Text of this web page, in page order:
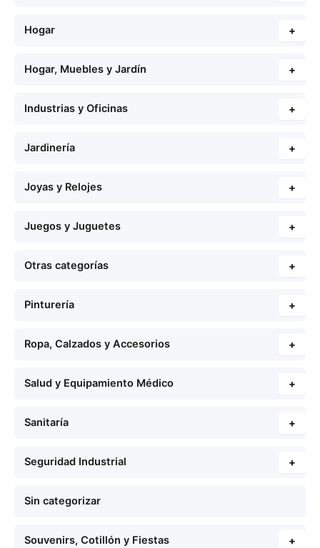
Hogar +
Hogar, Muebles y Jardín +
Industrias y Oficinas +
Jardinería +
Joyas y Relojes +
Juegos y Juguetes +
Otras categorías +
Pinturería +
Ropa, Calzados y Accesorios +
Salud y Equipamiento Médico +
Sanitaría +
Seguridad Industrial +
Sin categorizar
Souvenirs, Cotillón y Fiestas +